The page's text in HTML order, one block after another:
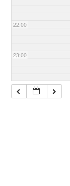
22:00
23:00